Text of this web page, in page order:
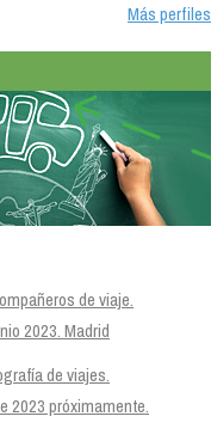
Más perfiles
de viaje.
2023. Madrid
de viajes.
2023 próximamente.